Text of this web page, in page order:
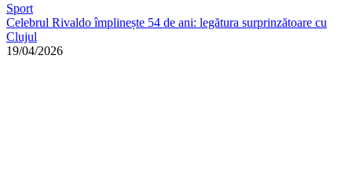
Sport
Celebrul Rivaldo împlinește 54 de ani: legătura surprinzătoare cu
Clujul
19/04/2026